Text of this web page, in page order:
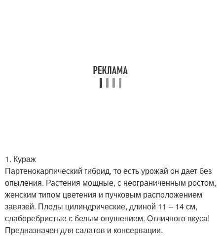
1. Кураж
Партенокарпический гибрид, то есть урожай он дает без
опыления. Растения мощные, с неограниченным ростом,
женским типом цветения и пучковым расположением
завязей. Плоды цилиндрические, длиной 11 – 14 см,
слаборебристые с белым опушением. Отличного вкуса!
Предназначен для салатов и консервации.